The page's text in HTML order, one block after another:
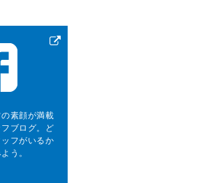
素顔が満載
ブログ。ど
フがいるか
う。